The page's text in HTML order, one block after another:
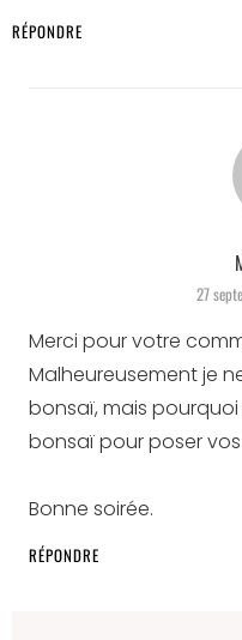
RÉPONDRE
27
Merci pour votre
Malheureusement je
bonsaï, mais pourquoi
bonsaï pour poser
Bonne soirée.
RÉPONDRE